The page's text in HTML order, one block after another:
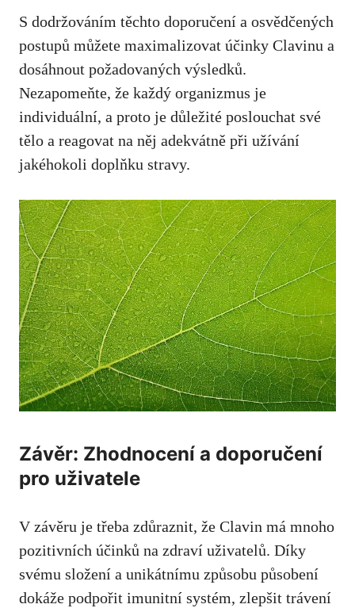
S dodržováním těchto doporučení a osvědčených
postupů můžete maximalizovat účinky Clavinu a
dosáhnout požadovaných výsledků.
Nezapomeňte, že každý organizmus je
individuální, a proto je důležité poslouchat své
tělo a reagovat na něj adekvátně při užívání
jakéhokoli doplňku stravy.
Závěr: Zhodnocení a doporučení
pro uživatele
V závěru je třeba zdůraznit, že Clavin má mnoho
pozitivních účinků na zdraví uživatelů. Díky
svému složení a unikátnímu způsobu působení
dokáže podpořit imunitní systém, zlepšit trávení